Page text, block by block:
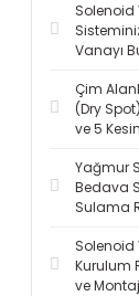
Solenoid
Vanayı
Çim
(Dry
ve 5
Yağmur
Bedava
Sulama
Solenoid
Kurulum
ve